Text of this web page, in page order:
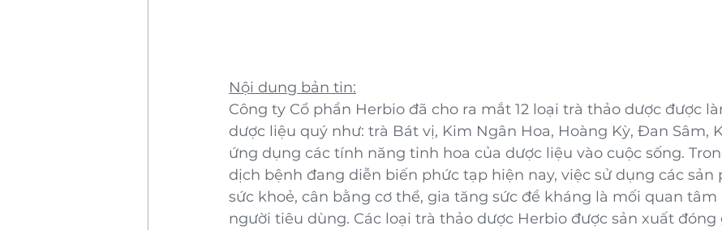
Nội dung bản tin:
Công ty Cổ phần Herbio đã cho ra mắt 12 loại trà thảo dược được
dược liệu quý như: trà Bát vị, Kim Ngân Hoa, Hoàng Kỳ, Đan Sâm,
ứng dụng các tính năng tinh hoa của dược liệu vào cuộc sống.
dịch bệnh đang diễn biến phức tạp hiện nay, việc sử dụng các sản
sức khoẻ, cân bằng cơ thể, gia tăng sức đề kháng là mối quan tâm
người tiêu dùng. Các loại trà thảo dược Herbio được sản xuất